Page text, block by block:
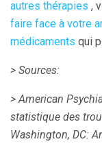
autres thérapies ,
faire face à votre
médicaments qui
> Sources:
> American
statistique des
Washington, DC: